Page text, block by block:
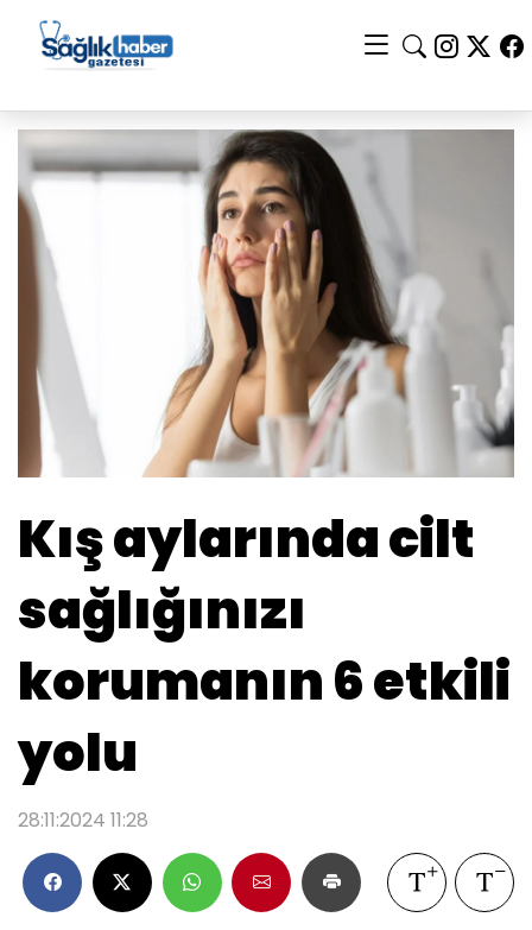
Kış aylarında cilt
sağlığınızı
korumanın 6 etkili
yolu
28:11:2024 11:28